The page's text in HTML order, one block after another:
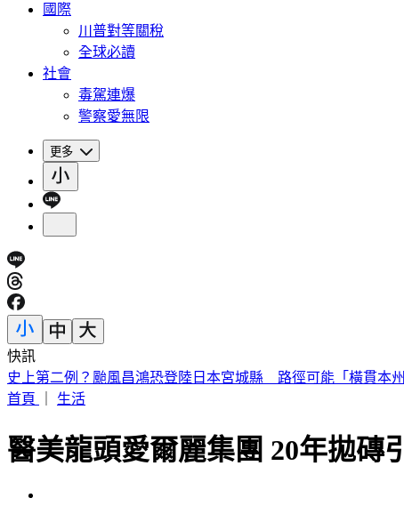
國際
川普對等關稅
全球必讀
社會
毒駕連爆
警察愛無限
更多
快訊
中職／兄弟又損大將！2重砲動刀 許基宏、張志豪「整季報銷
首頁
生活
醫美龍頭愛爾麗集團 20年拋磚